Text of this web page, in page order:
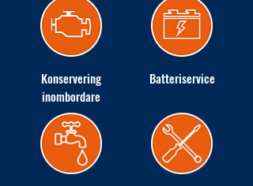
Konservering
inombordare
Batteriservice